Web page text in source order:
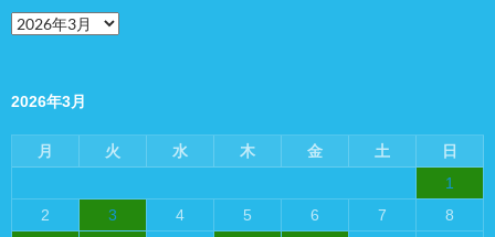
過
去
稿
2026年3月
月 火 水 木 金 土
日
1
2
3 4 5 6 7
8